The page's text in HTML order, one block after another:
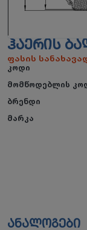
ᲰᲐᲔᲠᲘᲡ
ფასის
კოდი
მომწოდებლის
ბრენდი
მარკა
ანალოგები